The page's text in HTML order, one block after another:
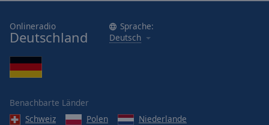
Onlineradio
Deutschland
Sprache:
Deutsch
Benachbarte Länder
Schweiz
Polen
Niederlande